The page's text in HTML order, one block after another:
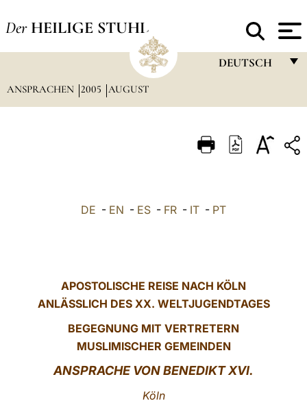
Der HEILIGE STUHL
DEUTSCH
ITALIANO
العربيّة
中文
LATINE
ANSPRACHEN 2005 AUGUST
DE - EN - ES - FR - IT - PT
APOSTOLISCHE REISE NACH KÖLN
ANLÄSSLICH DES XX. WELTJUGENDTAGES
BEGEGNUNG MIT VERTRETERN
MUSLIMISCHER GEMEINDEN
ANSPRACHE VON BENEDIKT XVI.
Köln